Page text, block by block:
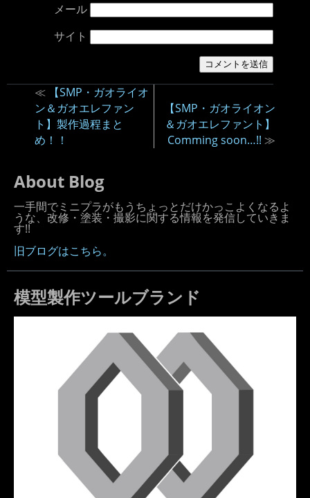
メール
サイト
≪
【SMP・ガオライオ
ン＆ガオエレファン
ト】製作過程まと
め！！
【SMP・ガオライオン
＆ガオエレファント】
Comming soon…!! ≫
About Blog
一手間でミニプラがもうちょっとだけかっこよくなるよ
うな、改修・塗装・撮影に関する情報を発信していきま
す!!
旧ブログはこちら。
模型製作ツールブランド